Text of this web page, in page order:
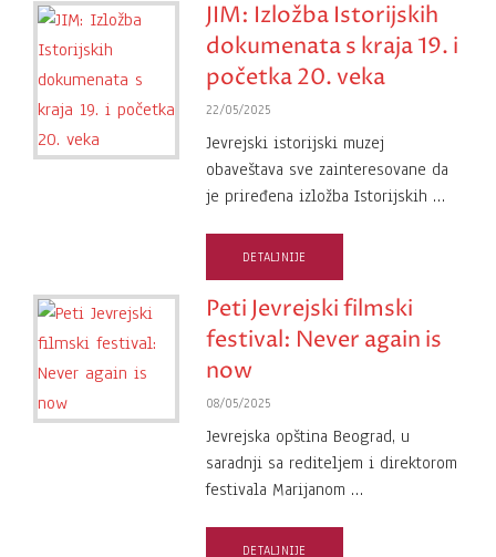
JIM: Izložba Istorijskih
dokumenata s kraja 19. i
početka 20. veka
22/05/2025
Jevrejski istorijski muzej
obaveštava sve zainteresovane da
je priređena izložba Istorijskih …
DETALJNIJE
Peti Jevrejski filmski
festival: Never again is
now
08/05/2025
Jevrejska opština Beograd, u
saradnji sa rediteljem i direktorom
festivala Marijanom …
DETALJNIJE